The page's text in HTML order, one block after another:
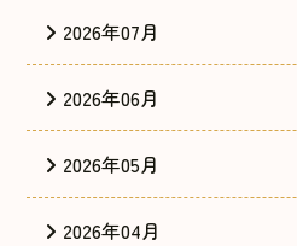
2026年07月
2026年06月
2026年05月
2026年04月